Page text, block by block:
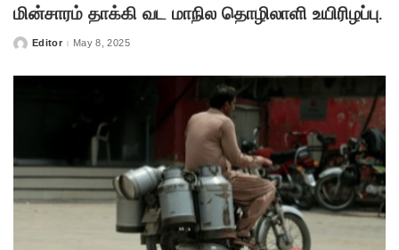
மின்சாரம் தாக்கி வட மாநில தொழிலாளி உயிரிழப்பு.
PostedEditor May 8, 2025